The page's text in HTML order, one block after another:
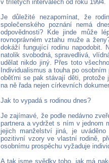
v tříletých intervalech od roku 1994.
Je důležité nezapomínat, že
společenského poznání nemá
odpovědnosti? Kde jinde může
rovnoprávném vztahu muže a
dokáží fungující rodinu napodobit.
natolik svobodná, spravedlivá,
udělat nikdo jiný. Přes toto
Individualismus a touha po
oběťmi se pak stávají děti, protože
na ně řada nejen církevních
Jak to vypadá s rodinou dnes?
Je zajímavé, že podle nedávno
partnera a vydržet s ním v jednom
jejich manželství jiná, je
pozitivní vzory ve vlastní rodině,
osobnímu prospěchu vyžaduje
A tak jsme svědky toho, jak má